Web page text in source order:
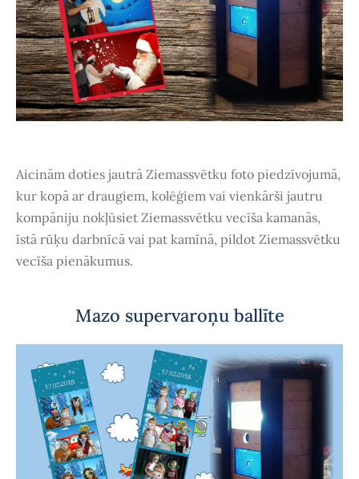
Aicinām doties jautrā Ziemassvētku foto piedzīvojumā,
kur kopā ar draugiem, kolēģiem vai vienkārši jautru
kompāniju nokļūsiet Ziemassvētku vecīša kamanās,
īstā rūķu darbnīcā vai pat kamīnā, pildot Ziemassvētku
vecīša pienākumus.
Mazo supervaroņu ballīte